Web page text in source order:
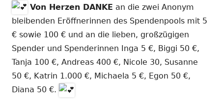
Von Herzen DANKE an die zwei Anonym
bleibenden Eröffnerinnen des Spendenpools mit 5
€ sowie 100 € und an die lieben, großzügigen
Spender und Spenderinnen Inga 5 €, Biggi 50 €,
Tanja 100 €, Andreas 400 €, Nicole 30, Susanne
50 €, Katrin 1.000 €, Michaela 5 €, Egon 50 €,
Diana 50 €.